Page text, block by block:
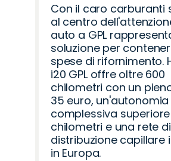
Con il caro carburanti
al centro
auto a GPL
soluzione per
spese di rifornimento.
i20 GPL offre oltre 600
chilometri con un
35 euro, un'autonomia
complessiva superiore
chilometri e una rete di
distribuzione capillare
in Europa.